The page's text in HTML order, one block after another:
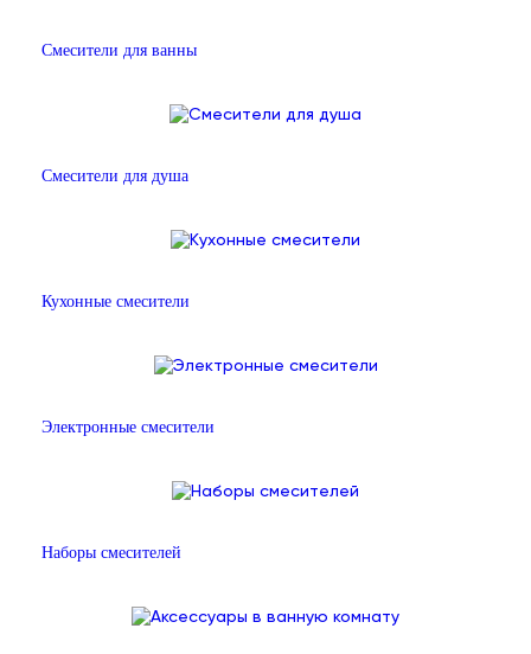
Смесители для ванны
Смесители для душа
Кухонные смесители
Электронные смесители
Наборы смесителей